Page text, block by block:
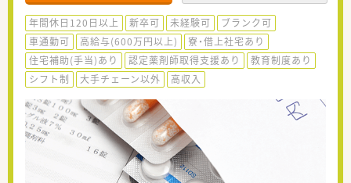
年間休日120日以上 新卒可 未経験可
ブランク可
車通勤可
高給与(600万円以上)
寮・借上社宅あり
住宅補助(手当)あり
認定薬剤師取得支援あり
教育制度あり
シフト制
大手チェーン以外 高収入